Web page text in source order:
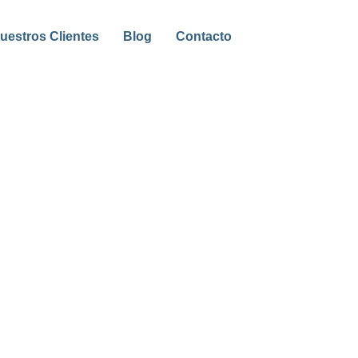
Clientes Blog Contacto